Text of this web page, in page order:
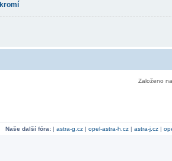
Založeno na
Naše další fóra: | astra-g.cz | opel-astra-h.cz | astra-j.cz |